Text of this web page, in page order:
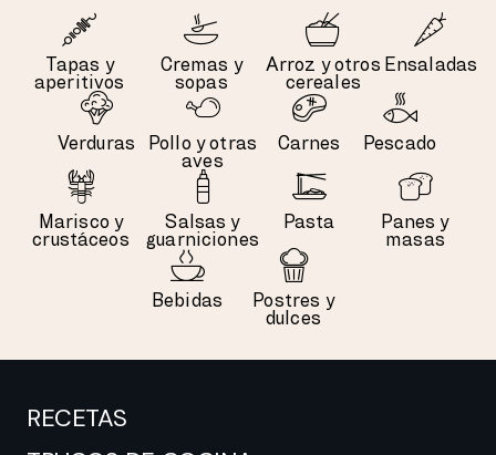
Tapas y
aperitivos
Cremas y
sopas
Arroz y otros
cereales
Ensaladas
Verduras
Pollo y otras
aves
Carnes Pescado
Marisco y
crustáceos
Salsas y
guarniciones
Pasta
Panes y
masas
Bebidas
Postres y
dulces
RECETAS